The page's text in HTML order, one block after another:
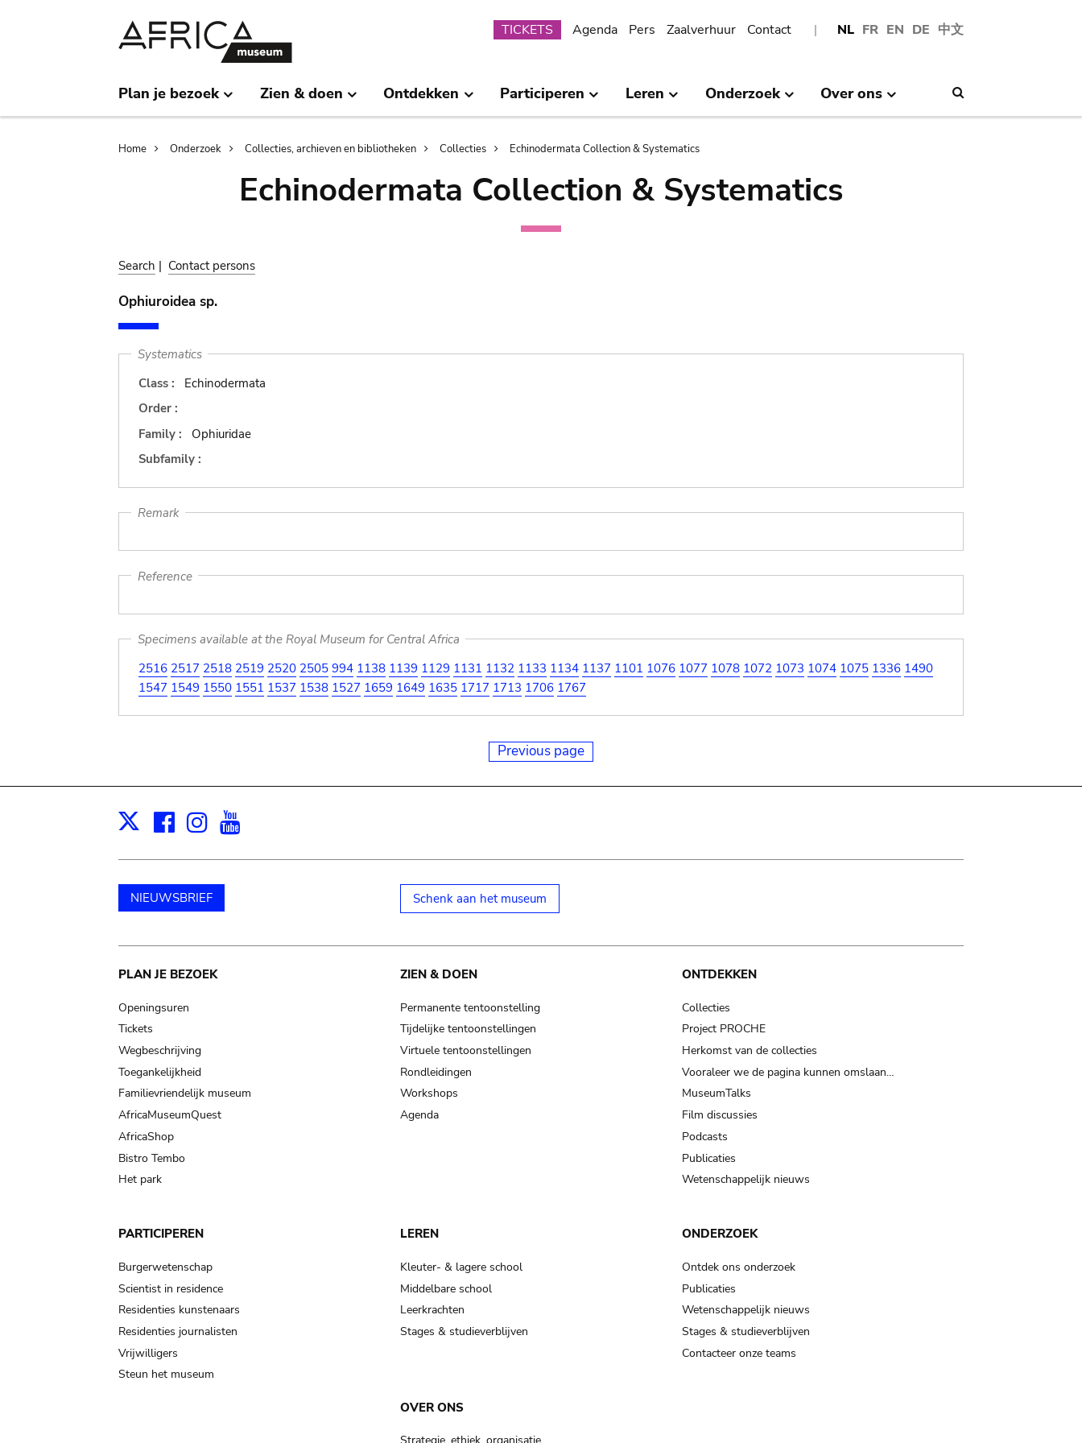
NL FR EN DE 中文
Submenu
TICKETS Agenda Pers Zaalverhuur Contact
Plan je bezoek Zien & doen Ontdekken Participeren Leren Onderzoek Over ons
Breadcrumb
Home Onderzoek Collecties, archieven en bibliotheken Collecties Echinodermata Collection & Systematics
Echinodermata Collection & Systematics
Search | Contact persons
Ophiuroidea sp.
Systematics
Class :
Echinodermata
Order :
Family :
Ophiuridae
Subfamily :
Remark
Reference
Specimens available at the Royal Museum for Central Africa
2516 2517 2518 2519 2520 2505 994 1138 1139 1129 1131 1132 1133 1134 1137 1101 1076 1077 1078 1072 1073 1074 1075 1336 1490
1547 1549 1550 1551 1537 1538 1527 1659 1649 1635 1717 1713 1706 1767
Previous page
X Facebook
Instagram
NIEUWSBRIEF Schenk aan het museum
Main
navigation
PLAN JE BEZOEK
Openingsuren
Tickets
Wegbeschrijving
Toegankelijkheid
Familievriendelijk museum
AfricaMuseumQuest
AfricaShop
Bistro Tembo
Het park
ZIEN & DOEN
Permanente tentoonstelling
Tijdelijke tentoonstellingen
Virtuele tentoonstellingen
Rondleidingen
Workshops
Agenda
ONTDEKKEN
Collecties
Project PROCHE
Herkomst van de collecties
Vooraleer we de pagina kunnen omslaan…
MuseumTalks
Film discussies
Podcasts
Publicaties
Wetenschappelijk nieuws
PARTICIPEREN
Burgerwetenschap
Scientist in residence
Residenties kunstenaars
Residenties journalisten
Vrijwilligers
Steun het museum
LEREN
Kleuter- & lagere school
Middelbare school
Leerkrachten
Stages & studieverblijven
ONDERZOEK
Ontdek ons onderzoek
Publicaties
Wetenschappelijk nieuws
Stages & studieverblijven
Contacteer onze teams
OVER ONS